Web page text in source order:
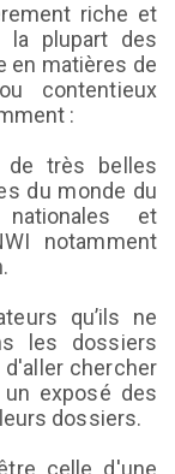
riche et
la plupart des
en matières de
contentieux
:
de très belles
du monde du
et
notamment
qu’ils ne
les dossiers
chercher
exposé des
dossiers.
celle d'une